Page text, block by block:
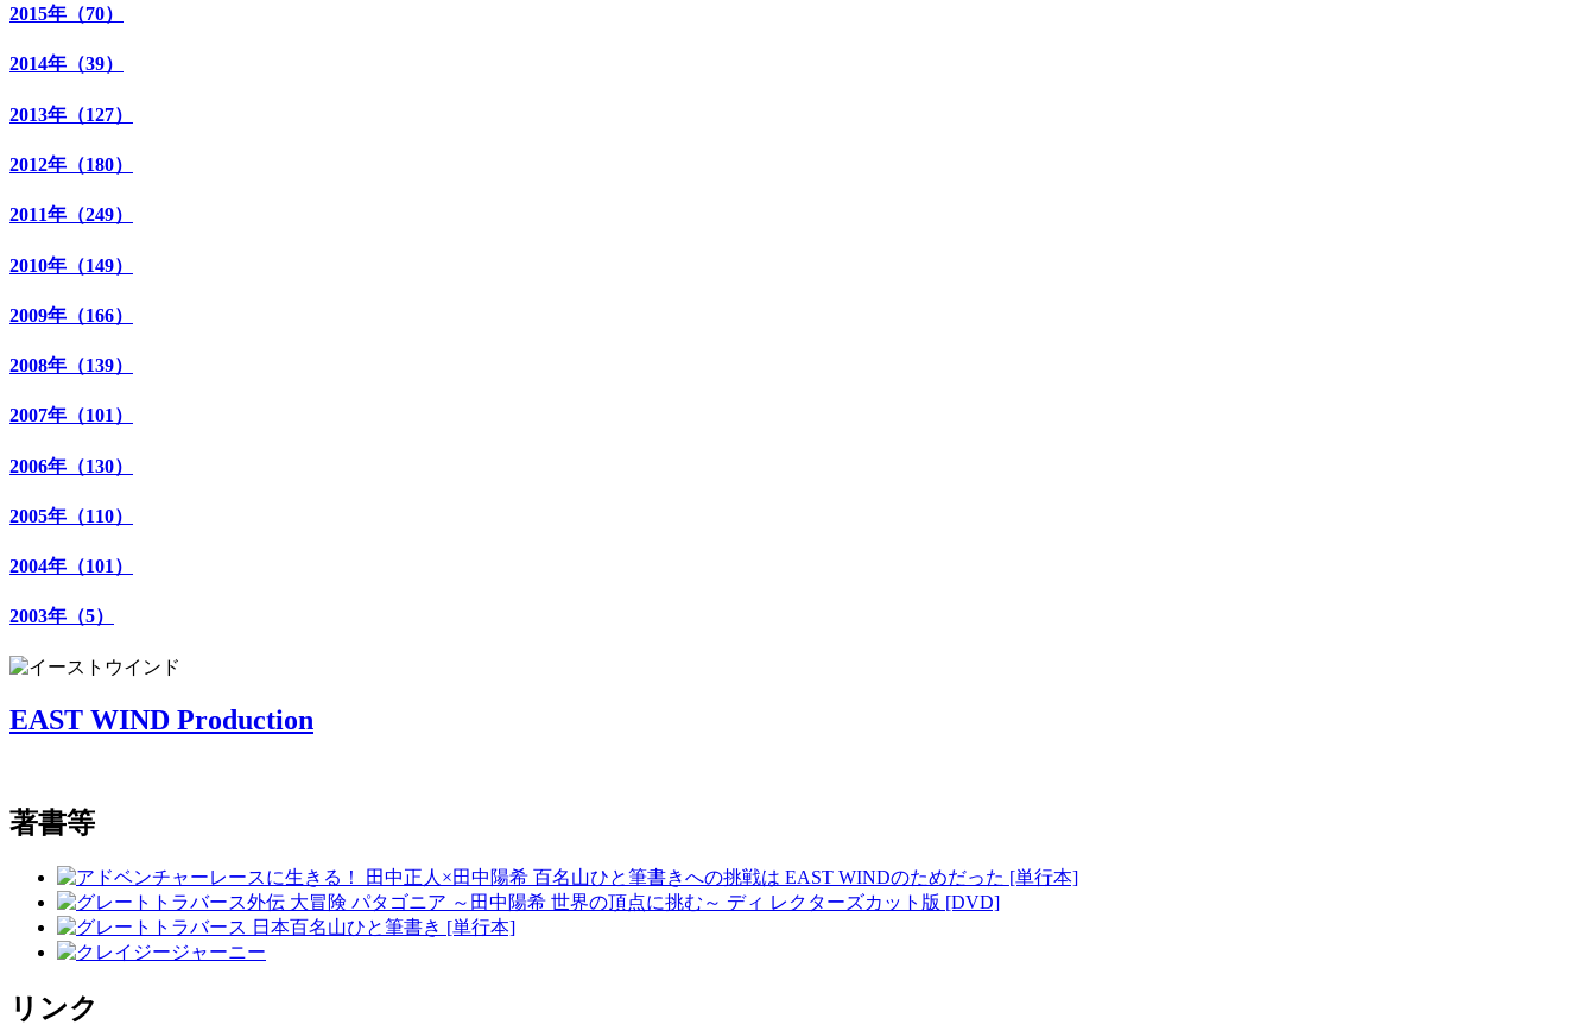
2015年（70）
2014年（39）
2013年（127）
2012年（180）
2011年（249）
2010年（149）
2009年（166）
2008年（139）
2007年（101）
2006年（130）
2005年（110）
2004年（101）
2003年（5）
EAST WIND Production
著書等
リンク